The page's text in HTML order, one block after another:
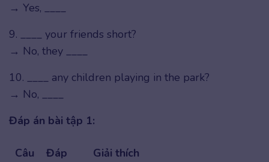
→ Yes, ____
9. ____ your friends short?
→ No, they ____
10. ____ any children playing in the park?
→ No, ____
Đáp án bài tập 1:
Câu
Đáp
Giải thích